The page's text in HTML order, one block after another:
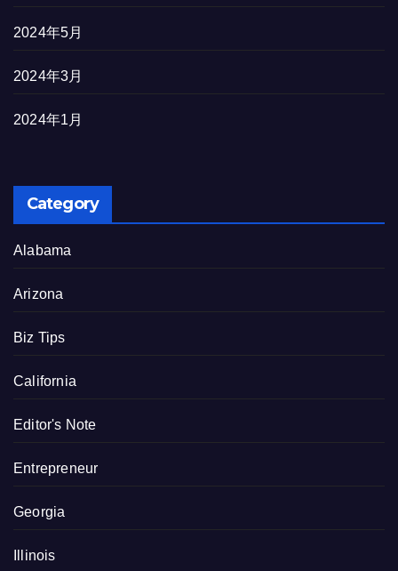
2024年5月
2024年3月
2024年1月
Category
Alabama
Arizona
Biz Tips
California
Editor's Note
Entrepreneur
Georgia
Illinois